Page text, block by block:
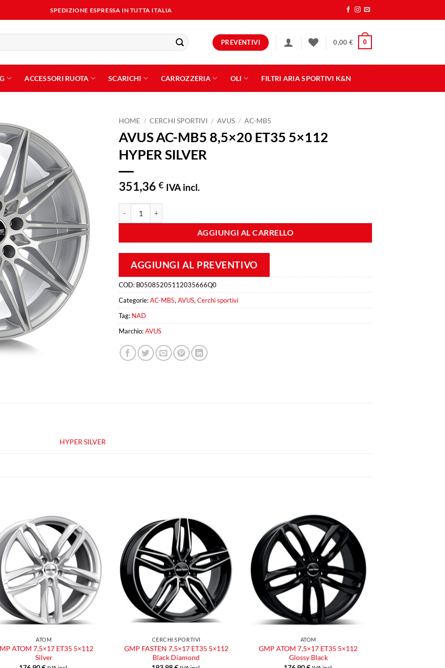
SPEDIZIONE ESPRESSA IN TUTTA ITALIA
PREVENTIVI 0,00 € 0
ACCESSORI RUOTA SCARICHI CARROZZERIA OLI FILTRI ARIA SPORTIVI K&N
desideri
HOME / CERCHI SPORTIVI / AVUS / AC-MB5
AVUS AC-MB5 8,5×20 ET35 5×112
HYPER SILVER
351,36 € IVA incl.
AGGIUNGI AL CARRELLO
AGGIUNGI AL PREVENTIVO
COD: B05085205112035666Q0
Categorie:AC-MB5, AVUS, Cerchi sportivi
Tag: NAD
Marchio:AVUS
HYPER SILVER
Aggiungi
alla lista
dei
desideri
ATOM
ATOM 7,5×17 ET35 5×112
Silver
Aggiungi
alla lista
dei
desideri
CERCHI SPORTIVI
GMP FASTEN 7,5×17 ET35 5×112
Black Diamond
Aggiungi
alla lista
dei
desideri
ATOM
GMP ATOM 7,5×17 ET35 5×112
Glossy Black